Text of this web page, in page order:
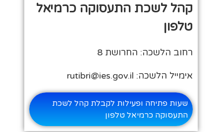
קהל לשכת התעסוקה כרמיאל
טלפון
רחוב הלשכה: החרושת 8
אימייל הלשכה: rutibri@ies.gov.il
שעות פתיחה ופעילות לקבלת קהל לשכת
התעסוקה כרמיאל טלפון